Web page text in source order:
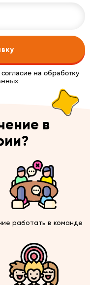
на обработку
в
работать в команде